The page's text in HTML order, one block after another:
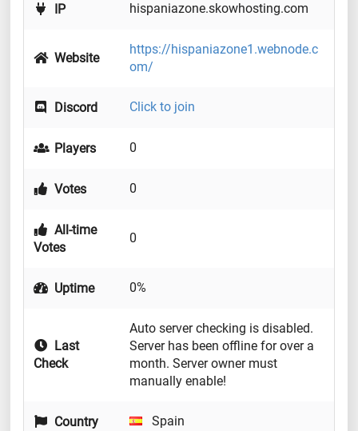
IP hispaniazone.skowhosting.com
Website
https://hispaniazone1.webnode.c
om/
Discord Click to join
Players 0
Votes 0
All-time
Votes
0
Uptime 0%
Last
Check
Auto server checking is disabled.
Server has been offline for over a
month. Server owner must
manually enable!
Country Spain